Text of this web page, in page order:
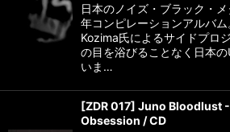
日本のノイズ・ブラック・
年コンピレーションアルバ
Kozima氏によるサイドプロ
の目を浴びることなく日本
いま…
[ZDR 017] Juno Bloodlust
Obsession / CD